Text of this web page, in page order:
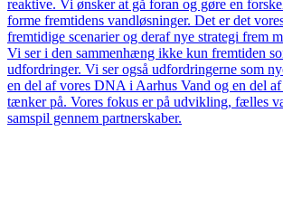
reaktive. Vi ønsker at gå foran og gøre en
forme fremtidens vandløsninger. Det er det
fremtidige scenarier og deraf nye strategi frem
Vi ser i den sammenhæng ikke kun fremtiden
udfordringer. Vi ser også udfordringerne som
en del af vores DNA i Aarhus Vand og en del
tænker på. Vores fokus er på udvikling, fælles
samspil gennem partnerskaber.